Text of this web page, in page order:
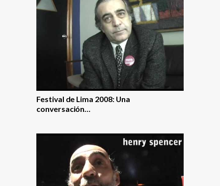
Festival de Lima 2008: Una
conversación…